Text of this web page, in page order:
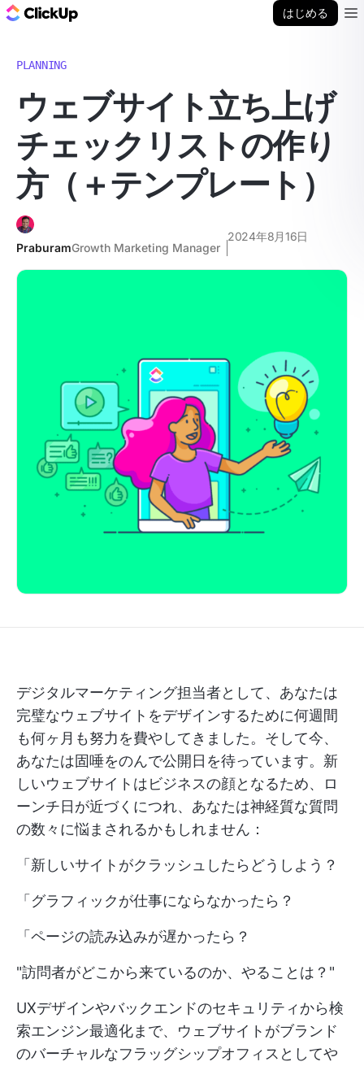
はじめる
PLANNING
ウェブサイト立ち上げ
チェックリストの作り
方（＋テンプレート）
PraburamGrowth Marketing Manager
2024年8月16日
デジタルマーケティング担当者として、あなたは
完璧なウェブサイトをデザインするために何週間
も何ヶ月も努力を費やしてきました。そして今、
あなたは固唾をのんで公開日を待っています。新
しいウェブサイトはビジネスの顔となるため、ロ
ーンチ日が近づくにつれ、あなたは神経質な質問
の数々に悩まされるかもしれません：
「新しいサイトがクラッシュしたらどうしよう？
「グラフィックが仕事にならなかったら？
「ページの読み込みが遅かったら？
"訪問者がどこから来ているのか、やることは？"
UXデザインやバックエンドのセキュリティから検
索エンジン最適化まで、ウェブサイトがブランド
のバーチャルなフラッグシップオフィスとしてや